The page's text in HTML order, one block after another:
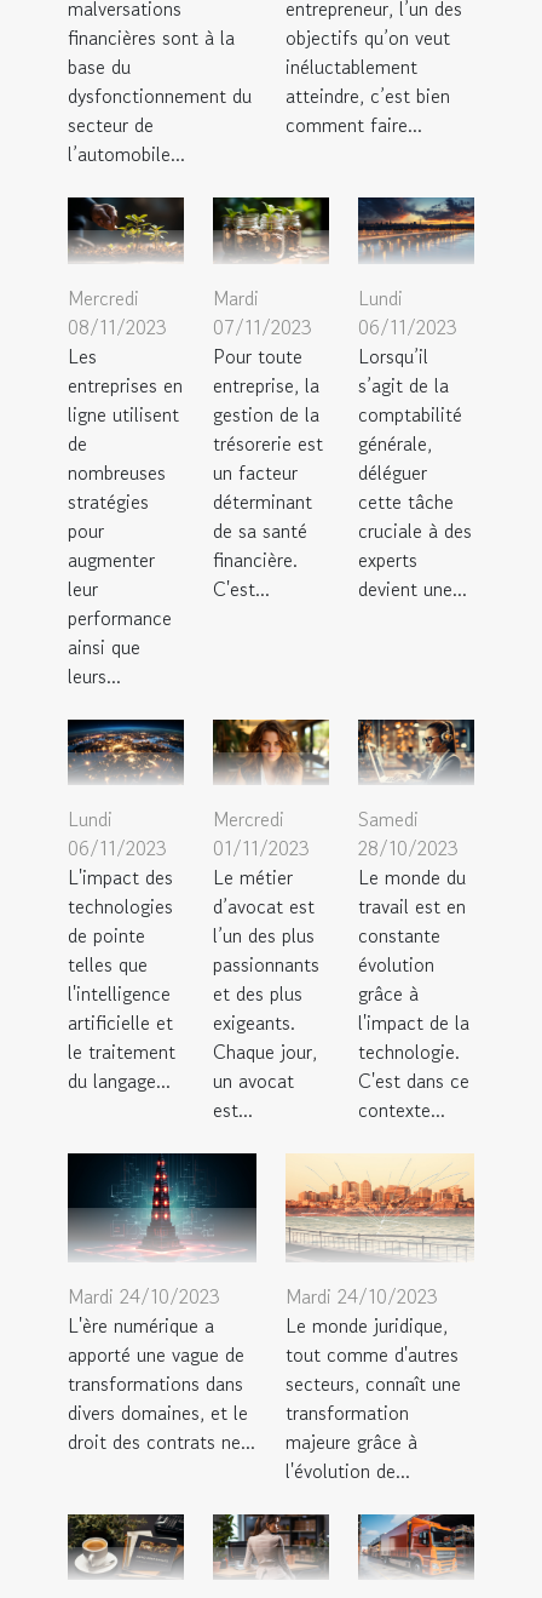
malversations
financières sont à la
base du
dysfonctionnement du
secteur de
l’automobile...
entrepreneur, l’un des
objectifs qu’on veut
inéluctablement
atteindre, c’est bien
comment faire...
Mercredi
08/11/2023
Les
entreprises en
ligne utilisent
de
nombreuses
stratégies
pour
augmenter
leur
performance
ainsi que
leurs...
Mardi
07/11/2023
Pour toute
entreprise, la
gestion de la
trésorerie est
un facteur
déterminant
de sa santé
financière.
C'est...
Lundi
06/11/2023
Lorsqu’il
s’agit de la
comptabilité
générale,
déléguer
cette tâche
cruciale à des
experts
devient une...
Lundi
06/11/2023
L'impact des
technologies
de pointe
telles que
l'intelligence
artificielle et
le traitement
du langage...
Mercredi
01/11/2023
Le métier
d’avocat est
l’un des plus
passionnants
et des plus
exigeants.
Chaque jour,
un avocat
est...
Samedi
28/10/2023
Le monde du
travail est en
constante
évolution
grâce à
l'impact de la
technologie.
C'est dans ce
contexte...
Mardi 24/10/2023
L'ère numérique a
apporté une vague de
transformations dans
divers domaines, et le
droit des contrats ne...
Mardi 24/10/2023
Le monde juridique,
tout comme d'autres
secteurs, connaît une
transformation
majeure grâce à
l'évolution de...